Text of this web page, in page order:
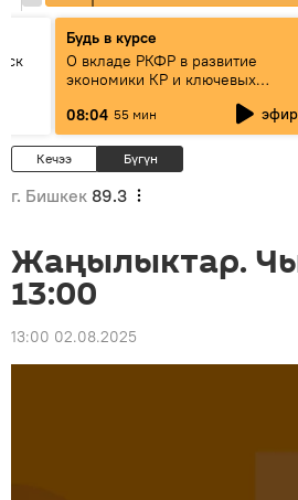
Будь в курсе
О вкладе РКФР в развитие
экономики КР и ключевых
08:04 55 мин эфир
Кечээ Бүгүн
г. Бишкек 89.3
Жаңылыктар.
13:00
13:00 02.08.2025